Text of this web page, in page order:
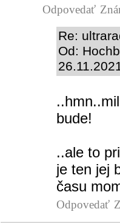
Odpovedať
Re:
Od:
bude!
..ale to
je ten jej
času
Odpovedať